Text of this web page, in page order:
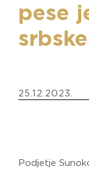
pese
25.12.2023.
Podjetje